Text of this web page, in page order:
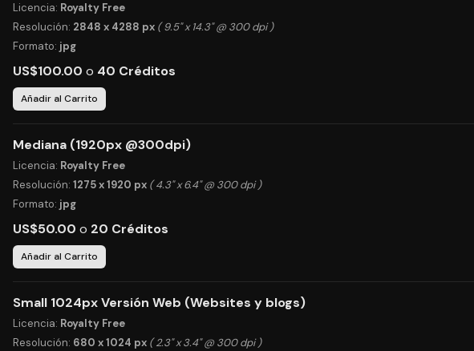
Licencia: Royalty Free
Resolución: 2848 x 4288 px ( 9.5" x 14.3" @ 300 dpi )
Formato: jpg
US$100.00 o 40 Créditos
Añadir al Carrito
Mediana (1920px @300dpi)
Licencia: Royalty Free
Resolución: 1275 x 1920 px ( 4.3" x 6.4" @ 300 dpi )
Formato: jpg
US$50.00 o 20 Créditos
Añadir al Carrito
Small 1024px Versión Web (Websites y blogs)
Licencia: Royalty Free
Resolución: 680 x 1024 px ( 2.3" x 3.4" @ 300 dpi )